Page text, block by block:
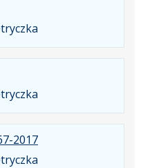
2017..